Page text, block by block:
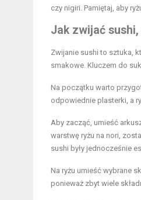
czy nigiri. Pamiętaj, aby
Jak zwijać
Zwijanie sushi to sztuka,
smakowe. Kluczem do
Na początku warto
odpowiednie plasterki, a
Aby zacząć, umieść
warstwę ryżu na nori,
sushi były jednocześnie
Na ryżu umieść wybrane
ponieważ zbyt wiele